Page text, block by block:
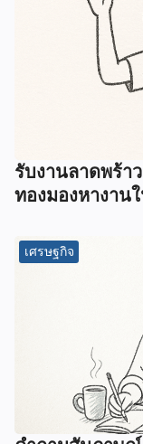
รับงานลาดพร้า
ทองมองหางาน
เศรษฐกิจ